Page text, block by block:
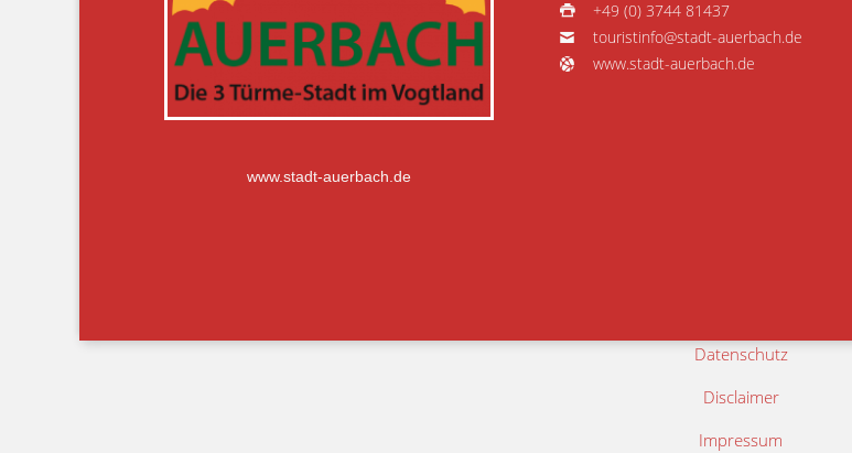
www.stadt-auerbach.de
+49 (0) 3744 81437
touristinfo@stadt-auerbach.de
www.stadt-auerbach.de
Datenschutz
Disclaimer
Impressum